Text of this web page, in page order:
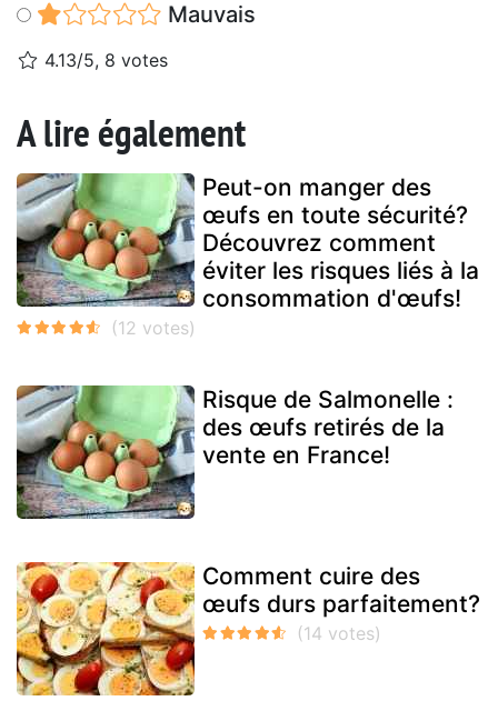
Mauvais
4.13/5, 8 votes
A lire également
Peut-on manger des
œufs en toute sécurité?
Découvrez comment
éviter les risques liés à la
consommation d'œufs!
Risque de Salmonelle :
des œufs retirés de la
vente en France!
Comment cuire des
œufs durs parfaitement?